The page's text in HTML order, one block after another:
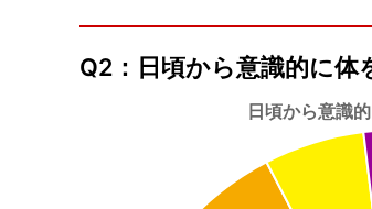
Q2：日頃から意識的に体